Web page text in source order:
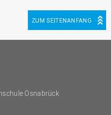
ZUM SEITENANFANG
Osnabrück